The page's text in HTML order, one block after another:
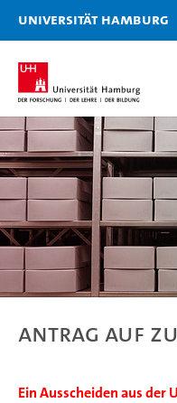
Universität Hamburg
Antrag auf
Ein Ausscheiden aus der